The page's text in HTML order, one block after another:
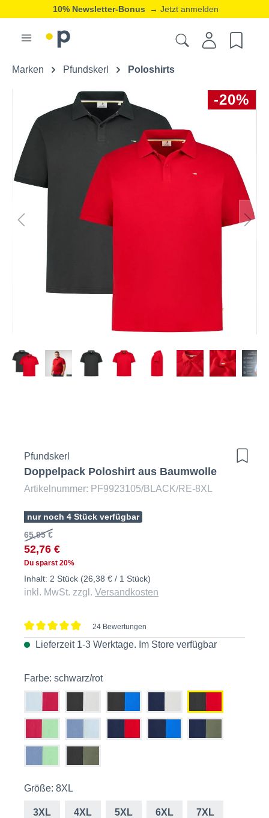
10% Newsletter-Bonus → Jetzt anmelden
Marken Pfundskerl Poloshirts
-20%
Pfundskerl
Doppelpack Poloshirt aus Baumwolle
Artikelnummer: PF9923105/BLACK/RE-8XL
nur noch 4 Stück verfügbar
65,95 €
52,76 €
Du sparst 20%
Inhalt: 2 Stück (26,38 € / 1 Stück)
inkl. MwSt. zzgl. Versandkosten
Durchschnittliche Bewertung von 4.8 von 5 Sternen
24 Bewertungen
Lieferzeit 1-3 Werktage. Im Store verfügbar
Farbe: schwarz/rot
Größe: 8XL
3XL 4XL 5XL 6XL 7XL